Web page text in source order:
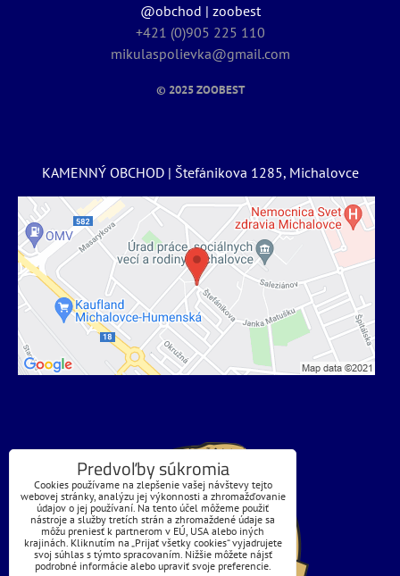
@obchod | zoobest
+421 (0)905 225 110
mikulaspolievka@gmail.com
© 2025ZOOBEST
KAMENNÝ OBCHOD | Štefánikova 1285, Michalovce
Predvoľby súkromia
Cookies používame na zlepšenie vašej návštevy tejto
webovej stránky, analýzu jej výkonnosti a zhromažďovanie
údajov o jej používaní. Na tento účel môžeme použiť
nástroje a služby tretích strán a zhromaždené údaje sa
môžu preniesť k partnerom v EÚ, USA alebo iných
krajinách. Kliknutím na „Prijať všetky cookies“ vyjadrujete
svoj súhlas s týmto spracovaním. Nižšie môžete nájsť
podrobné informácie alebo upraviť svoje preferencie.